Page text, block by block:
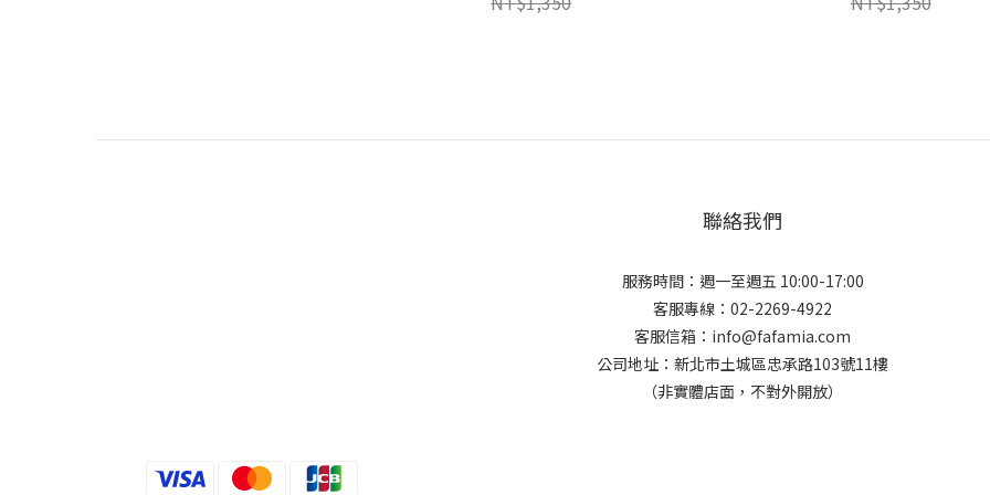
聯絡我們
服務時間：週一至週五 10:00-17:00
客服專線：02-2269-4922
客服信箱：info@fafamia.com
公司地址：新北市土城區忠承路103號11樓
（非實體店面，不對外開放）